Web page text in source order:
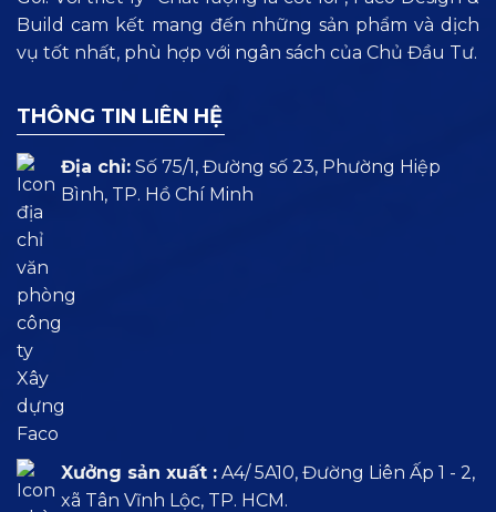
Build cam kết mang đến những sản phẩm và dịch
vụ tốt nhất, phù hợp với ngân sách của Chủ Đầu Tư.
THÔNG TIN LIÊN HỆ
Địa chỉ: Số 75/1, Đường số 23, Phường Hiệp
Bình, TP. Hồ Chí Minh
Xưởng sản xuất : A4/ 5A10, Đường Liên Ấp 1 - 2,
xã Tân Vĩnh Lộc, TP. HCM.